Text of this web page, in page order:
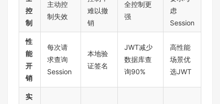
控
制
主动控
制失效
难以撤
销
全控制更
强
虑
Session
性
能
开
销
每次请
求查询
Session
本地验
证签名
JWT减少
数据库查
询90%
高性能
场景优
选JWT
实